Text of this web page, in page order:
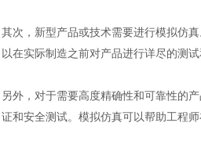
其次，新型产品或技术需要进行模拟仿
以在实际制造之前对产品进行详尽的测
另外，对于需要高度精确性和可靠性的
证和安全测试。模拟仿真可以帮助工程